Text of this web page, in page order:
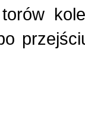
torów